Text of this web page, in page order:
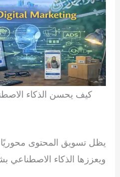
كيف يحسن الذكاء
يظل تسويق المحتوى محوريًا
ويعززها الذكاء الاصطناعي